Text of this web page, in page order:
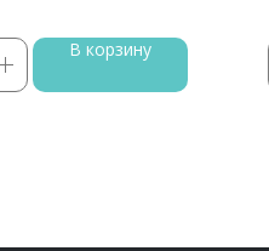
В корзину